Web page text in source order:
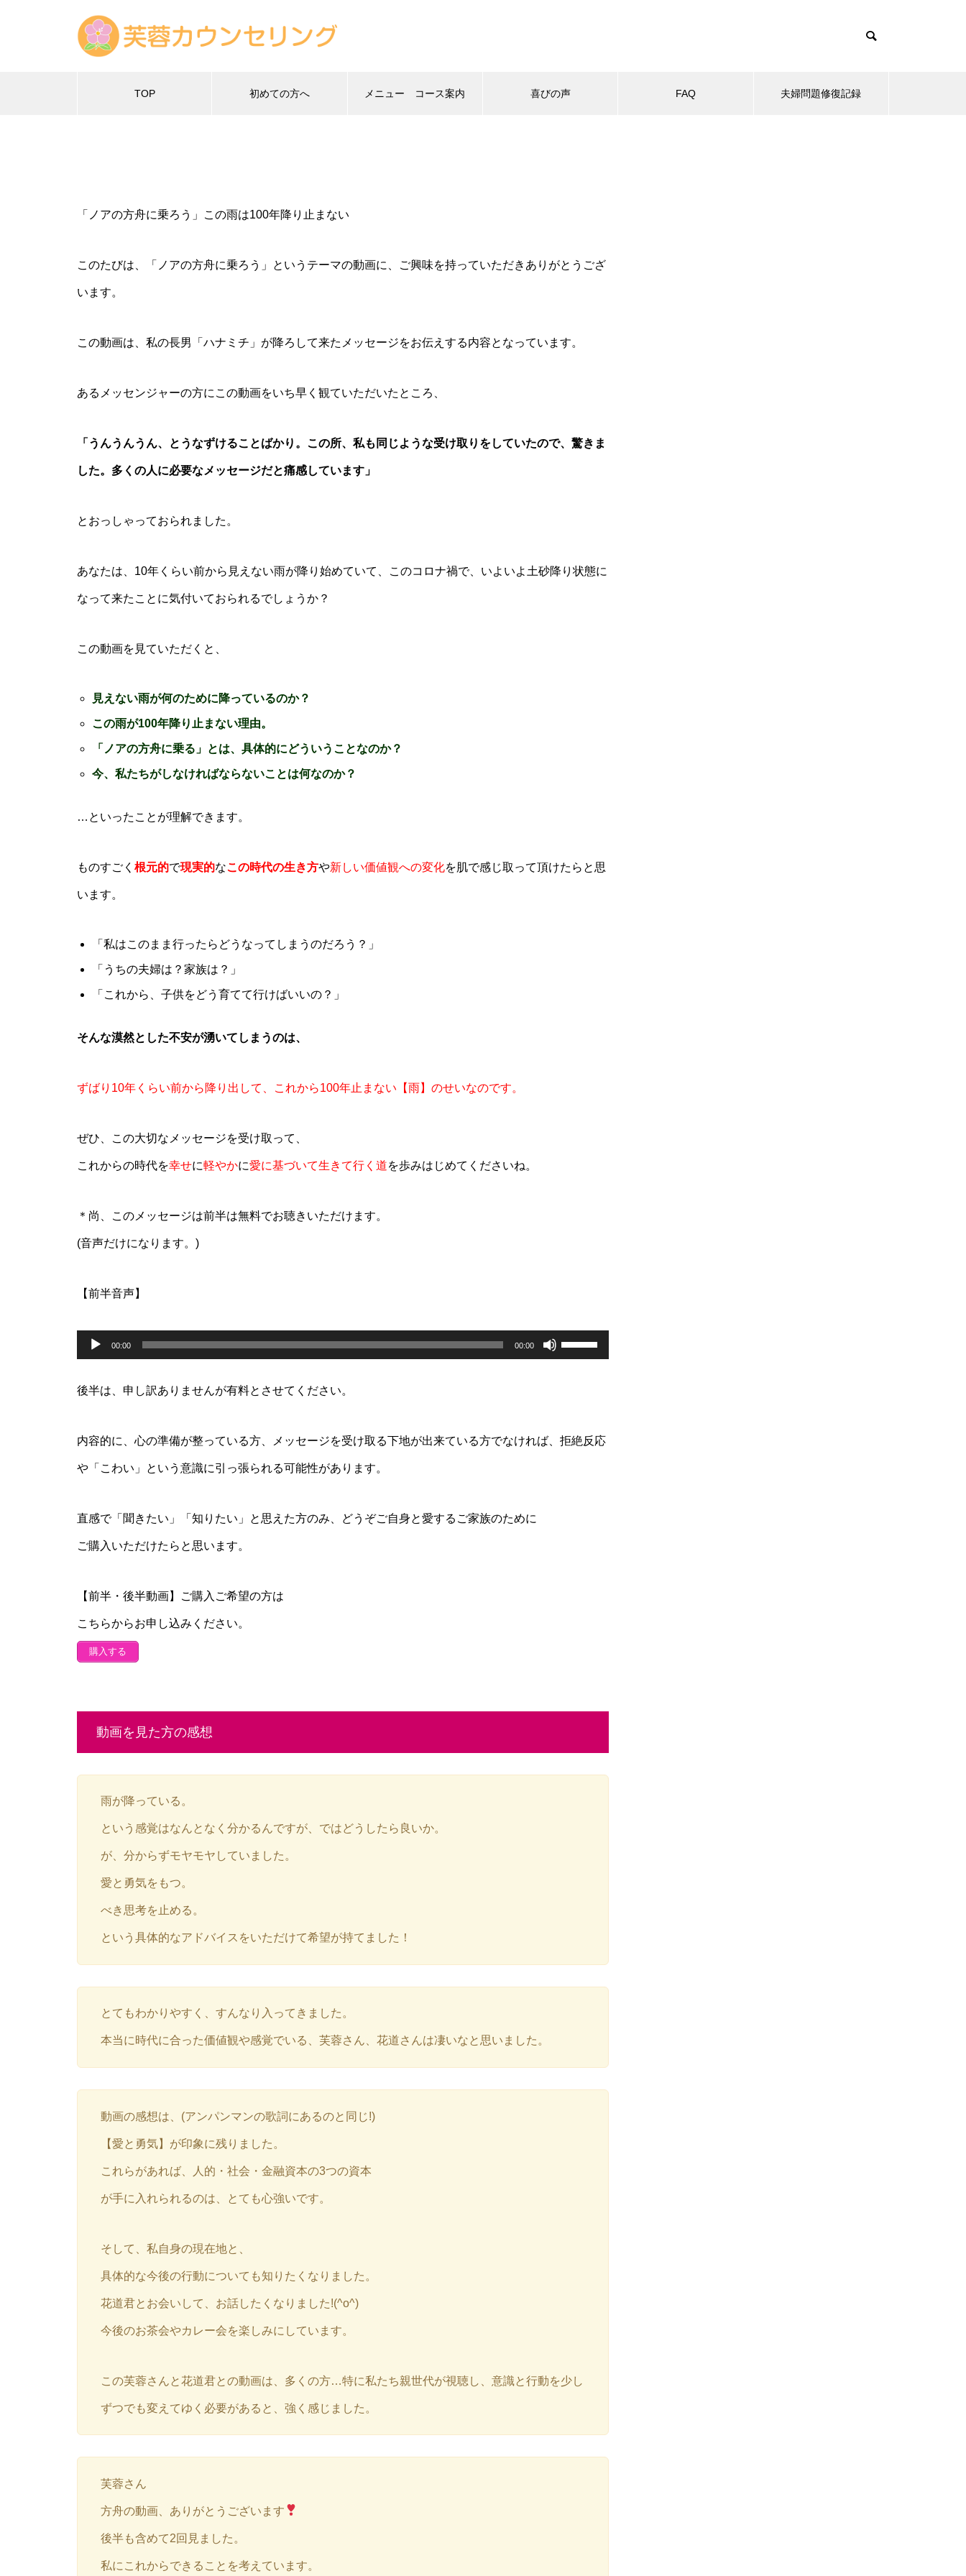
TOP 初めての方へ メニュー コース案内 喜びの声 FAQ 夫婦問題修復記録
「ノアの方舟に乗ろう」この雨は100年降り止まない
このたびは、「ノアの方舟に乗ろう」というテーマの動画に、ご興味を持っていただきありがとうござ
います。
この動画は、私の長男「ハナミチ」が降ろして来たメッセージをお伝えする内容となっています。
あるメッセンジャーの方にこの動画をいち早く観ていただいたところ、
「うんうんうん、とうなずけることばかり。この所、私も同じような受け取りをしていたので、驚きま
した。多くの人に必要なメッセージだと痛感しています」
とおっしゃっておられました。
あなたは、10年くらい前から見えない雨が降り始めていて、このコロナ禍で、いよいよ土砂降り状態に
なって来たことに気付いておられるでしょうか？
この動画を見ていただくと、
見えない雨が何のために降っているのか？
この雨が100年降り止まない理由。
「ノアの方舟に乗る」とは、具体的にどういうことなのか？
今、私たちがしなければならないことは何なのか？
…といったことが理解できます。
ものすごく 根元的で現実的なこの時代の生き方や新しい価値観への変化を肌で感じ取って頂けたらと思
います。
「私はこのまま行ったらどうなってしまうのだろう？」
「うちの夫婦は？家族は？」
「これから、子供をどう育てて行けばいいの？」
そんな漠然とした不安が湧いてしまうのは、
ずばり10年くらい前から降り出して、これから100年止まない【雨】のせいなのです。
ぜひ、この大切なメッセージを受け取って、
これからの時代を幸せに軽やかに愛に基づいて生きて行く道を歩みはじめてくださいね。
＊尚、このメッセージは前半は無料でお聴きいただけます。
(音声だけになります。)
【前半音声】
プ
ヤ
00:00 00:00
リ
ュ
上
下
後半は、申し訳ありませんが有料とさせてください。
内容的に、心の準備が整っている方、メッセージを受け取る下地が出来ている方でなければ、拒絶反応
や「こわい」という意識に引っ張られる可能性があります。
直感で「聞きたい」「知りたい」と思えた方のみ、どうぞご自身と愛するご家族のために
ご購入いただけたらと思います。
【前半・後半動画】ご購入ご希望の方は
こちらからお申し込みください。
購入する
動画を見た方の感想
雨が降っている。
という感覚はなんとなく分かるんですが、ではどうしたら良いか。
が、分からずモヤモヤしていました。
愛と勇気をもつ。
べき思考を止める。
という具体的なアドバイスをいただけて希望が持てました！
とてもわかりやすく、すんなり入ってきました。
本当に時代に合った価値観や感覚でいる、芙蓉さん、花道さんは凄いなと思いました。
動画の感想は、(アンパンマンの歌詞にあるのと同じ!)
【愛と勇気】が印象に残りました。
これらがあれば、人的・社会・金融資本の3つの資本
が手に入れられるのは、とても心強いです。
そして、私自身の現在地と、
具体的な今後の行動についても知りたくなりました。
花道君とお会いして、お話したくなりました!(^o^)
今後のお茶会やカレー会を楽しみにしています。
この芙蓉さんと花道君との動画は、多くの方…特に私たち親世代が視聴し、意識と行動を少し
ずつでも変えてゆく必要があると、強く感じました。
芙蓉さん
方舟の動画、ありがとうございます
後半も含めて2回見ました。
私にこれからできることを考えています。